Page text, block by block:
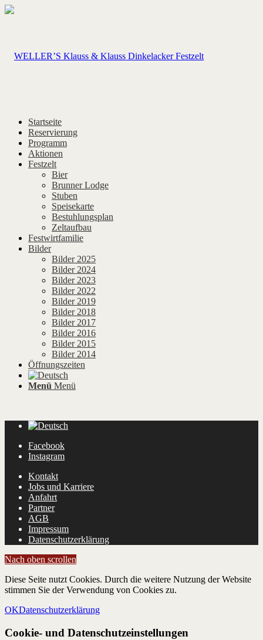
Startseite
Reservierung
Programm
Aktionen
Festzelt
Bier
Brunner Lodge
Stuben
Speisekarte
Bestuhlungsplan
Zeltaufbau
Festwirtfamilie
Bilder
Bilder 2025
Bilder 2024
Bilder 2023
Bilder 2022
Bilder 2019
Bilder 2018
Bilder 2017
Bilder 2016
Bilder 2015
Bilder 2014
Öffnungszeiten
Menü Menü
Facebook
Instagram
Kontakt
Jobs und Karriere
Anfahrt
Partner
AGB
Impressum
Datenschutzerklärung
Nach oben scrollen
Diese Seite nutzt Cookies. Durch die weitere Nutzung der Website
stimmen Sie der Verwendung von Cookies zu.
OKDatenschutzerklärung
Cookie- und Datenschutzeinstellungen